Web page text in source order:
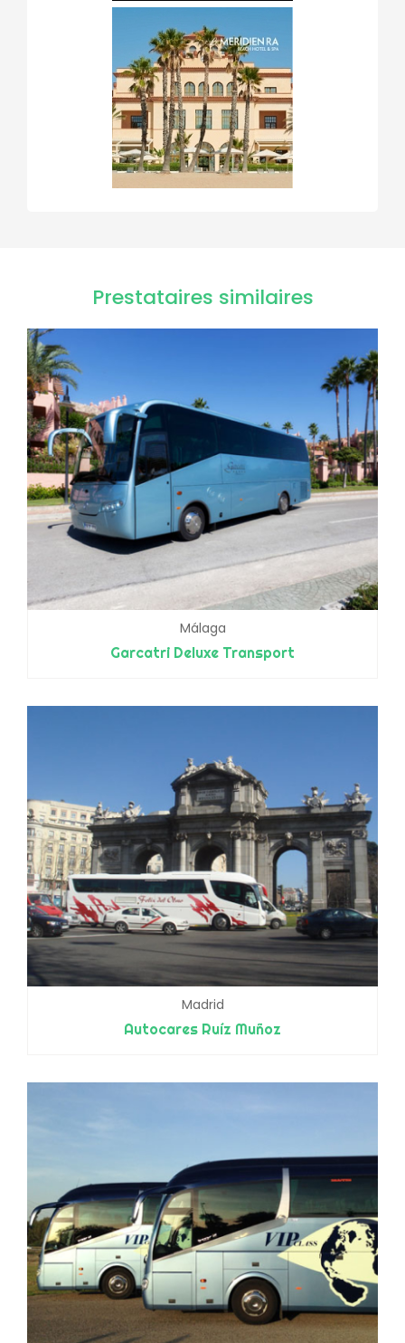
Prestataires similaires
Málaga
Garcatri Deluxe Transport
Madrid
Autocares Ruíz Muñoz